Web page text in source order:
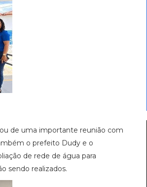
de uma importante reunião com
o prefeito Dudy e o
de rede de água para
sendo realizados.